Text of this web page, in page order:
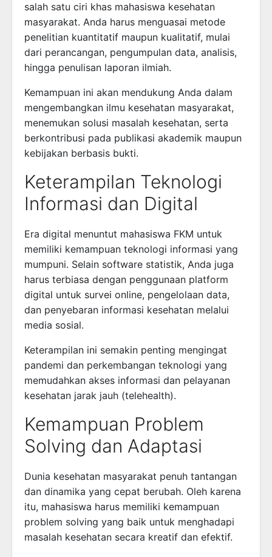
salah satu ciri khas mahasiswa kesehatan
masyarakat. Anda harus menguasai metode
penelitian kuantitatif maupun kualitatif, mulai
dari perancangan, pengumpulan data, analisis,
hingga penulisan laporan ilmiah.
Kemampuan ini akan mendukung Anda dalam
mengembangkan ilmu kesehatan masyarakat,
menemukan solusi masalah kesehatan, serta
berkontribusi pada publikasi akademik maupun
kebijakan berbasis bukti.
Keterampilan Teknologi
Informasi dan Digital
Era digital menuntut mahasiswa FKM untuk
memiliki kemampuan teknologi informasi yang
mumpuni. Selain software statistik, Anda juga
harus terbiasa dengan penggunaan platform
digital untuk survei online, pengelolaan data,
dan penyebaran informasi kesehatan melalui
media sosial.
Keterampilan ini semakin penting mengingat
pandemi dan perkembangan teknologi yang
memudahkan akses informasi dan pelayanan
kesehatan jarak jauh (telehealth).
Kemampuan Problem
Solving dan Adaptasi
Dunia kesehatan masyarakat penuh tantangan
dan dinamika yang cepat berubah. Oleh karena
itu, mahasiswa harus memiliki kemampuan
problem solving yang baik untuk menghadapi
masalah kesehatan secara kreatif dan efektif.